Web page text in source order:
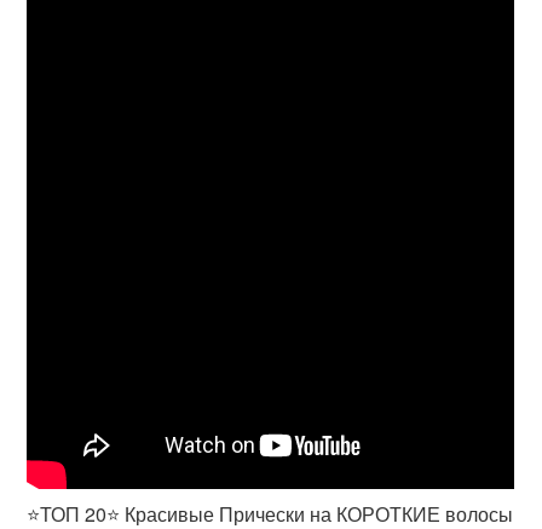
⭐ТОП 20⭐ Красивые Прически на КОРОТКИЕ волосы